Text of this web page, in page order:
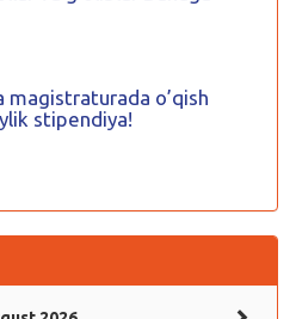
magistraturada o’qish
stipendiya!